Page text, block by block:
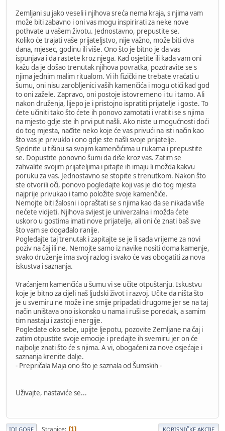
Zemljani su jako veseli i njihova sreća nema kraja, s njima vam
može biti zabavno i oni vas mogu inspirirati za neke nove
pothvate u vašem životu. Jednostavno, prepustite se.
Koliko će trajati vaše prijateljstvo, nije važno, može biti dva
dana, mjesec, godinu ili više. Ono što je bitno je da vas
ispunjava i da rastete kroz njega. Kad osjetite ili kada vam oni
kažu da je došao trenutak njihova povratka, pozdravite se s
njima jednim malim ritualom. Vi ih fizički ne trebate vraćati u
šumu, oni nisu zarobljenici vaših kamenčića i mogu otići kad god
to oni zažele. Zapravo, oni postoje istovremeno i tu i tamo. Ali
nakon druženja, lijepo je i pristojno ispratiti prijatelje i goste. To
ćete učiniti tako što ćete ih ponovo zamotati i vratiti se s njima
na mjesto gdje ste ih prvi put našli. Ako niste u mogućnosti doći
do tog mjesta, nađite neko koje će vas privući na isti način kao
što vas je privuklo i ono gdje ste našli svoje prijatelje.
Sjednite u tišinu sa svojim kamenčićima u rukama i prepustite
se. Dopustite ponovno šumi da diše kroz vas. Zatim se
zahvalite svojim prijateljima i pitajte ih imaju li možda kakvu
poruku za vas. Jednostavno se stopite s trenutkom. Nakon što
ste otvorili oči, ponovo pogledajte koji vas je dio tog mjesta
najprije privukao i tamo položite svoje kamenčiće.
Nemojte biti žalosni i opraštati se s njima kao da se nikada više
nećete vidjeti. Njihova svijest je univerzalna i možda ćete
uskoro u gostima imati nove prijatelje, ali oni će znati baš sve
što vam se događalo ranije.
Pogledajte taj trenutak i zapitajte se je li sada vrijeme za novi
poziv na čaj ili ne. Nemojte samo iz navike nositi doma kamenje,
svako druženje ima svoj razlog i svako će vas obogatiti za nova
iskustva i saznanja.
Vraćanjem kamenčića u šumu vi se učite otpuštanju. Iskustvu
koje je bitno za cijeli naš ljudski život i razvoj. Učite da ništa što
je u svemiru ne može i ne smije pripadati drugome jer se na taj
način uništava ono iskonsko u nama i ruši se poredak, a samim
tim nastaju i zastoji energije.
Pogledate oko sebe, upijte ljepotu, pozovite Zemljane na čaj i
zatim otpustite svoje emocije i predajte ih svemiru jer on će
najbolje znati što će s njima. A vi, obogaćeni za nove osjećaje i
saznanja krenite dalje.
- Prepričala Maja ono što je saznala od Šumskih -
Uživajte, nastaviće se...
IDI GORE Stranice 1 KORISNIČKE AKCIJE